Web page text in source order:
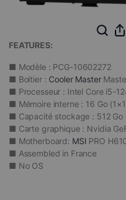
FEATURES:
■ Modèle : PCG-10602272
■ Boitier : Cooler Master
■ Processeur : Intel Core i5-
■ Mémoire interne : 16 Go
■ Capacité stockage : 512 Go
■ Carte graphique : Nvidia
■ Motherboard: MSI PRO
■ Assembled in France
■ No OS